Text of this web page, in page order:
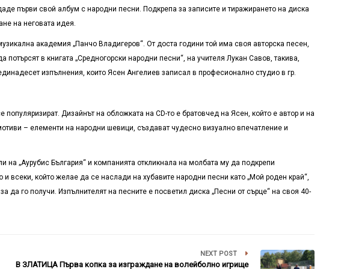
първи свой албум с народни песни. Подкрепа за записите и тиражирането на диска
на неговата идея.
академия „Панчо Владигеров“. От доста години той има своя авторска песен,
в книгата „Средногорски народни песни“, на учителя Лукан Савов, такива,
изпълнения, които Ясен Ангелиев записал в професионално студио в гр.
популяризират. Дизайнът на обложката на CD-то е братовчед на Ясен, който е автор и на
– елементи на народни шевици, създават чудесно визуално впечатление и
„Аурубис България“ и компанията откликнала на молбата му да подкрепи
който желае да се наслади на хубавите народни песни като „Мой роден край“,
да го получи. Изпълнителят на песните е посветил диска „Песни от сърце“ на своя 40-
NEXT POST
В ЗЛАТИЦА Първа копка за изграждане на волейболно игрище